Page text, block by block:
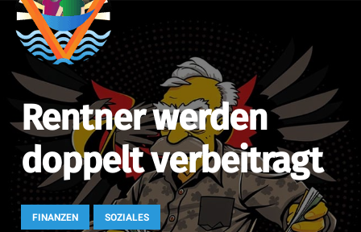
Rentner werden
doppelt verbeitragt
FINANZEN SOZIALES